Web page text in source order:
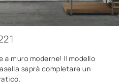
a muro moderne! Il modello
saprà completare un